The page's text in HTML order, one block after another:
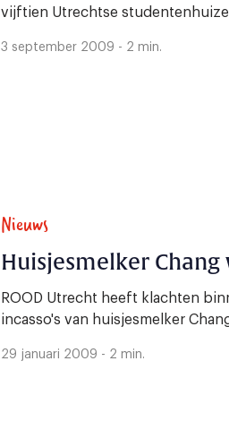
vijftien Utrechtse
3 september 2009 - 2 min.
Nieuws
Huisjesmelker
ROOD Utrecht heeft klachten
incasso's van huisjesmelker
29 januari 2009 - 2 min.